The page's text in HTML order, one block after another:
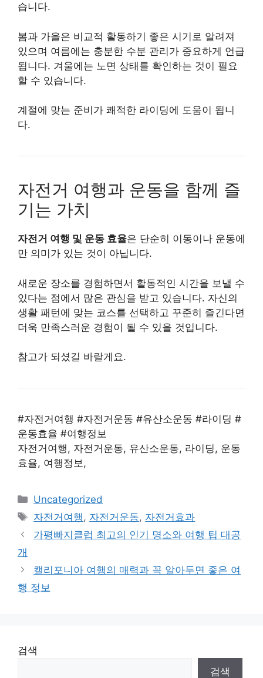
습니다.
봄과 가을은 비교적 활동하기 좋은 시기로 알려져
있으며 여름에는 충분한 수분 관리가 중요하게 언급
됩니다. 겨울에는 노면 상태를 확인하는 것이 필요
할 수 있습니다.
계절에 맞는 준비가 쾌적한 라이딩에 도움이 됩니
다.
자전거 여행과 운동을 함께 즐
기는 가치
자전거 여행 및 운동 효율은 단순히 이동이나 운동에
만 의미가 있는 것이 아닙니다.
새로운 장소를 경험하면서 활동적인 시간을 보낼 수
있다는 점에서 많은 관심을 받고 있습니다. 자신의
생활 패턴에 맞는 코스를 선택하고 꾸준히 즐긴다면
더욱 만족스러운 경험이 될 수 있을 것입니다.
참고가 되셨길 바랄게요.
#자전거여행 #자전거운동 #유산소운동 #라이딩 #
운동효율 #여행정보
자전거여행, 자전거운동, 유산소운동, 라이딩, 운동
효율, 여행정보,
Categories
Uncategorized
Tags
자전거여행, 자전거운동, 자전거효과
가평빠지클럽 최고의 인기 명소와 여행 팁 대공
개
캘리포니아 여행의 매력과 꼭 알아두면 좋은 여
행 정보
검색
검색